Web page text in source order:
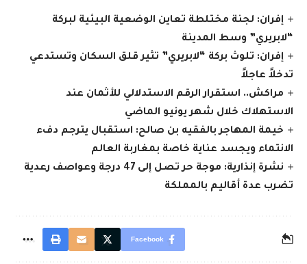
إفران: لجنة مختلطة تعاين الوضعية البيئية لبركة
“لابريري” وسط المدينة
إفران: تلوث بركة “لابريري” تثير قلق السكان وتستدعي
تدخلاً عاجلاً
مراكش.. استقرار الرقم الاستدلالي للأثمان عند
الاستهلاك خلال شهر يونيو الماضي
خيمة المهاجر بالفقيه بن صالح: استقبال يترجم دفء
الانتماء ويجسد عناية خاصة بمغاربة العالم
نشرة إنذارية: موجة حر تصل إلى 47 درجة وعواصف رعدية
تضرب عدة أقاليم بالمملكة
Facebook